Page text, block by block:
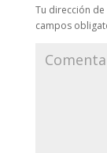
Tu dirección
campos